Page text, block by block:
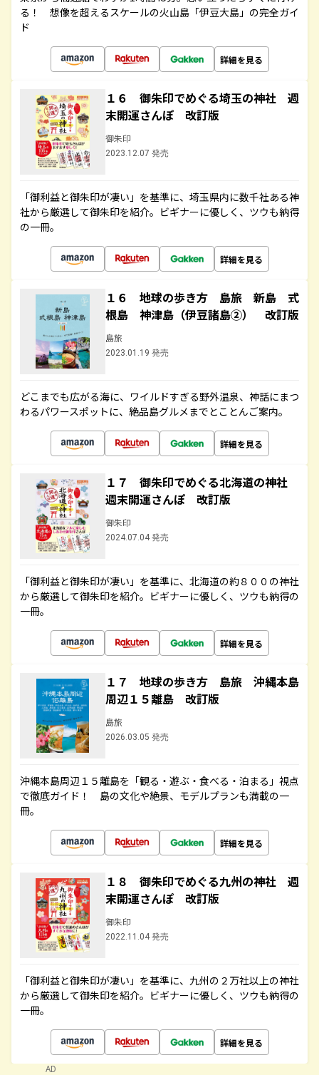
る！ 想像を超えるスケールの火山島「伊豆大島」の完全ガイ
ド
詳細を見る
１６ 御朱印でめぐる埼玉の神社 週
末開運さんぽ 改訂版
御朱印
2023.12.07 発売
「御利益と御朱印が凄い」を基準に、埼玉県内に数千社ある神
社から厳選して御朱印を紹介。ビギナーに優しく、ツウも納得
の一冊。
詳細を見る
１６ 地球の歩き方 島旅 新島 式
根島 神津島（伊豆諸島②） 改訂版
島旅
2023.01.19 発売
どこまでも広がる海に、ワイルドすぎる野外温泉、神話にまつ
わるパワースポットに、絶品島グルメまでとことんご案内。
詳細を見る
１７ 御朱印でめぐる北海道の神社
週末開運さんぽ 改訂版
御朱印
2024.07.04 発売
「御利益と御朱印が凄い」を基準に、北海道の約８００の神社
から厳選して御朱印を紹介。ビギナーに優しく、ツウも納得の
一冊。
詳細を見る
１７ 地球の歩き方 島旅 沖縄本島
周辺１５離島 改訂版
島旅
2026.03.05 発売
沖縄本島周辺１５離島を「観る・遊ぶ・食べる・泊まる」視点
で徹底ガイド！ 島の文化や絶景、モデルプランも満載の一
冊。
詳細を見る
１８ 御朱印でめぐる九州の神社 週
末開運さんぽ 改訂版
御朱印
2022.11.04 発売
「御利益と御朱印が凄い」を基準に、九州の２万社以上の神社
から厳選して御朱印を紹介。ビギナーに優しく、ツウも納得の
一冊。
詳細を見る
AD